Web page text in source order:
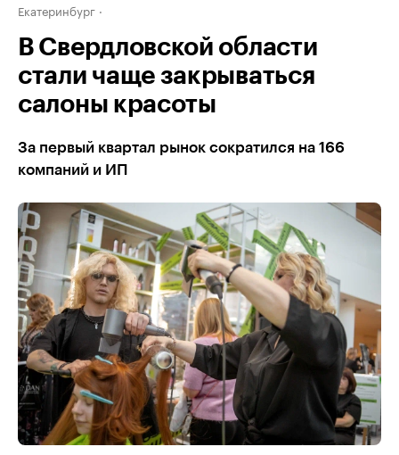
Екатеринбург
В Свердловской области
стали чаще закрываться
салоны красоты
За первый квартал рынок сократился на 166
компаний и ИП